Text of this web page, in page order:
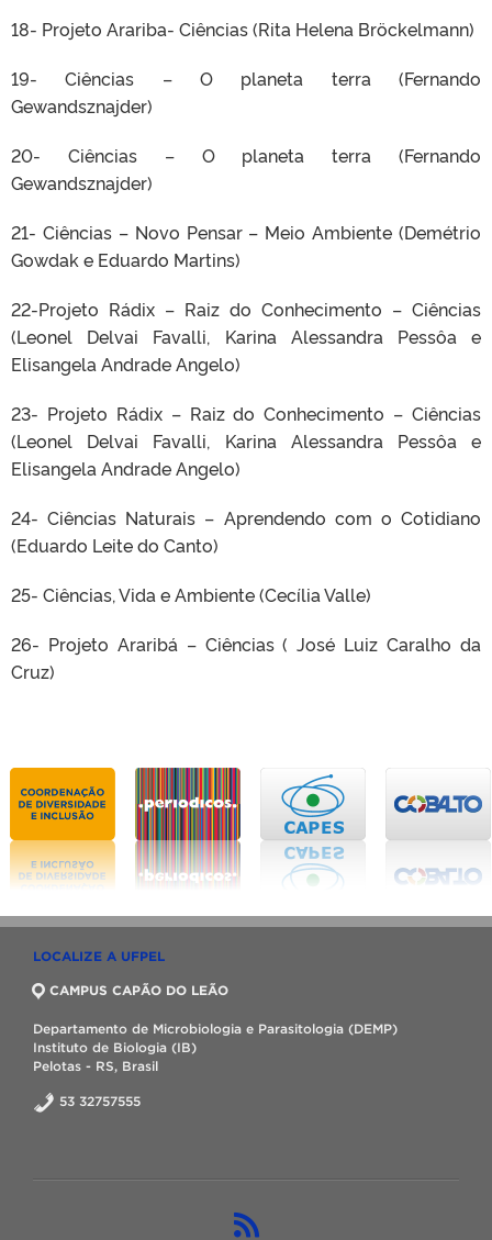
18- Projeto Arariba- Ciências (Rita Helena Bröckelmann)
19- Ciências – O planeta terra (Fernando
Gewandsznajder)
20- Ciências – O planeta terra (Fernando
Gewandsznajder)
21- Ciências – Novo Pensar – Meio Ambiente (Demétrio
Gowdak e Eduardo Martins)
22-Projeto Rádix – Raiz do Conhecimento – Ciências
(Leonel Delvai Favalli, Karina Alessandra Pessôa e
Elisangela Andrade Angelo)
23- Projeto Rádix – Raiz do Conhecimento – Ciências
(Leonel Delvai Favalli, Karina Alessandra Pessôa e
Elisangela Andrade Angelo)
24- Ciências Naturais – Aprendendo com o Cotidiano
(Eduardo Leite do Canto)
25- Ciências, Vida e Ambiente (Cecília Valle)
26- Projeto Araribá – Ciências ( José Luiz Caralho da
Cruz)
LOCALIZE A UFPEL
CAMPUS CAPÃO DO LEÃO
Departamento de Microbiologia e Parasitologia (DEMP)
Instituto de Biologia (IB)
Pelotas - RS, Brasil
53 32757555